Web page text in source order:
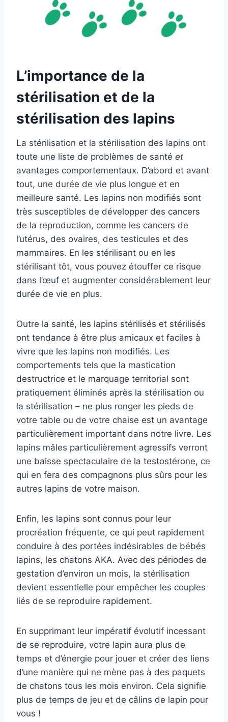
L’importance de la
stérilisation et de la
stérilisation des lapins
La stérilisation et la stérilisation des lapins ont
toute une liste de problèmes de santé et
avantages comportementaux. D’abord et avant
tout, une durée de vie plus longue et en
meilleure santé. Les lapins non modifiés sont
très susceptibles de développer des cancers
de la reproduction, comme les cancers de
l’utérus, des ovaires, des testicules et des
mammaires. En les stérilisant ou en les
stérilisant tôt, vous pouvez étouffer ce risque
dans l’œuf et augmenter considérablement leur
durée de vie en plus.
Outre la santé, les lapins stérilisés et stérilisés
ont tendance à être plus amicaux et faciles à
vivre que les lapins non modifiés. Les
comportements tels que la mastication
destructrice et le marquage territorial sont
pratiquement éliminés après la stérilisation ou
la stérilisation – ne plus ronger les pieds de
votre table ou de votre chaise est un avantage
particulièrement important dans notre livre. Les
lapins mâles particulièrement agressifs verront
une baisse spectaculaire de la testostérone, ce
qui en fera des compagnons plus sûrs pour les
autres lapins de votre maison.
Enfin, les lapins sont connus pour leur
procréation fréquente, ce qui peut rapidement
conduire à des portées indésirables de bébés
lapins, les chatons AKA. Avec des périodes de
gestation d’environ un mois, la stérilisation
devient essentielle pour empêcher les couples
liés de se reproduire rapidement.
En supprimant leur impératif évolutif incessant
de se reproduire, votre lapin aura plus de
temps et d’énergie pour jouer et créer des liens
d’une manière qui ne mène pas à des paquets
de chatons tous les mois environ. Cela signifie
plus de temps de jeu et de câlins de lapin pour
vous !